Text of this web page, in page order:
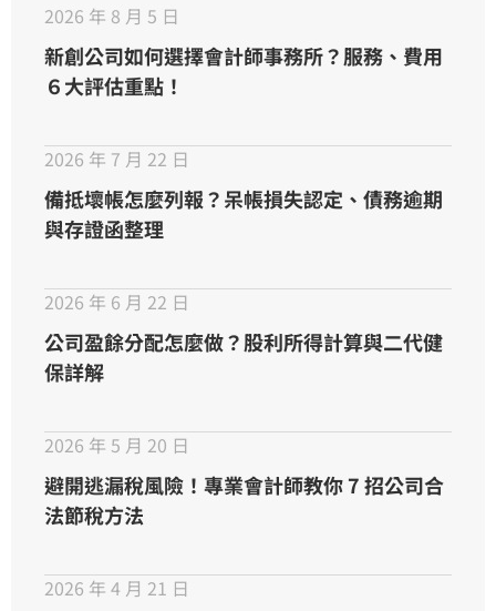
新創公司如何選擇會計師事務所？服務、費用
６大評估重點！
2026 年 8 月 5 日
備抵壞帳怎麼列報？呆帳損失認定、債務逾期
與存證函整理
2026 年 7 月 22 日
公司盈餘分配怎麼做？股利所得計算與二代健
保詳解
2026 年 6 月 22 日
避開逃漏稅風險！專業會計師教你 7 招公司合
法節稅方法
2026 年 5 月 20 日
2026 年 4 月 21 日